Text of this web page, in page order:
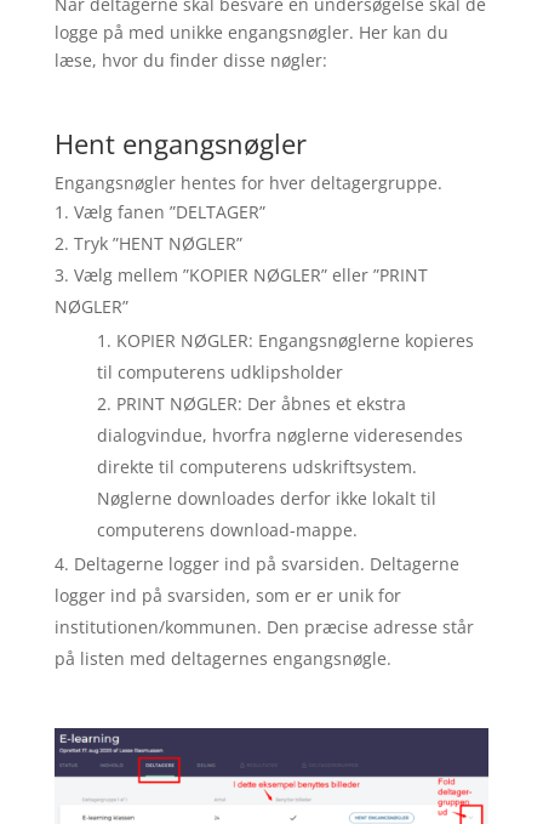
logge på med unikke engangsnøgler. Her kan du
læse, hvor du finder disse nøgler:
Hent engangsnøgler
Engangsnøgler hentes for hver deltagergruppe.
Vælg fanen ”DELTAGER”
Tryk ”HENT NØGLER”
Vælg mellem ”KOPIER NØGLER” eller ”PRINT
NØGLER”
KOPIER NØGLER: Engangsnøglerne kopieres
til computerens udklipsholder
PRINT NØGLER: Der åbnes et ekstra
dialogvindue, hvorfra nøglerne videresendes
direkte til computerens udskriftsystem.
Nøglerne downloades derfor ikke lokalt til
computerens download-mappe.
Deltagerne logger ind på svarsiden. Deltagerne
logger ind på svarsiden, som er er unik for
institutionen/kommunen. Den præcise adresse står
på listen med deltagernes engangsnøgle.